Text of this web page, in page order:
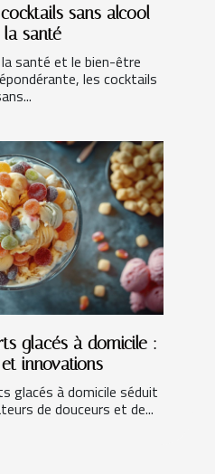
sans alcool
santé
santé et le bien-être
les cocktails
glacés à domicile :
innovations
glacés à domicile séduit
de douceurs et de...